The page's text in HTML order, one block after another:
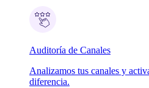
Auditoría de Canales
Analizamos tus canales y
diferencia.